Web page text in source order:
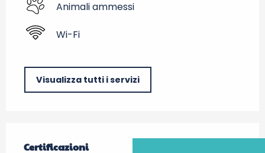
Animali ammessi
Wi-Fi
Visualizza tutti i servizi
Certificazioni
Certificazioni